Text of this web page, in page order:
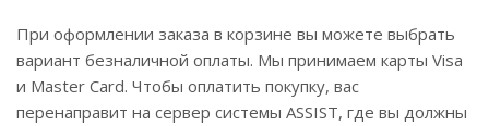
При оформлении заказа в корзине вы можете выбрать
вариант безналичной оплаты. Мы принимаем карты Visa
и Master Card. Чтобы оплатить покупку, вас
перенаправит на сервер системы ASSIST, где вы должны